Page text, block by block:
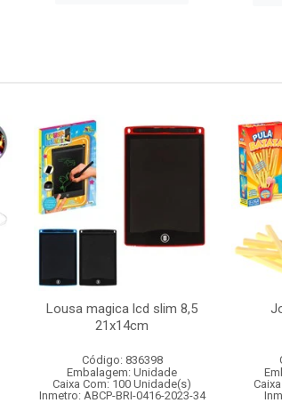
Lousa magica lcd slim 8,5
21x14cm
Código: 836398
Embalagem: Unidade
Caixa Com: 100 Unidade(s)
Inmetro: ABCP-BRI-0416-2023-34